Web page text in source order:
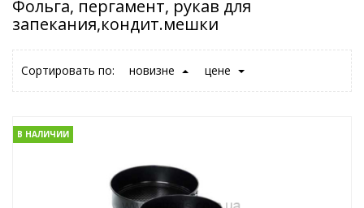
Фольга, пергамент, рукав для
запекания,кондит.мешки
Сортировать по: новизне цене
В НАЛИЧИИ